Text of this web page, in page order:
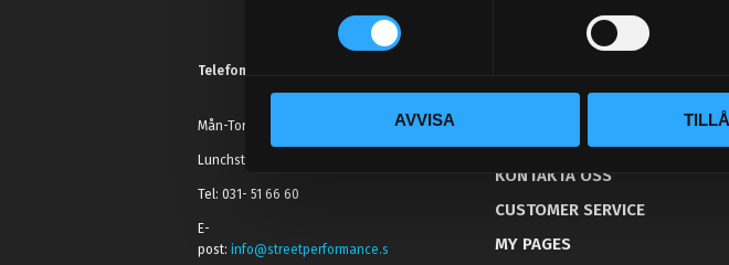
y
k
v
l
AVVISA
Telefonsupport:
Mån-Tors: 10:30-15:00
Lunchstängt 12:00-13:00
Tel: 031- 51 66 60
E-
post:info@streetperformance.s
KUNSKAPSCENTER
KONTAKTA OSS
CUSTOMER SERVICE
MY PAGES